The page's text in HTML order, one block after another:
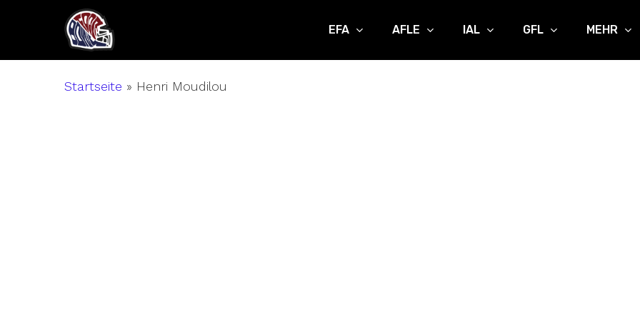
main
EFA AFLE IAL GFL MEHR
Startseite » Henri Moudilou